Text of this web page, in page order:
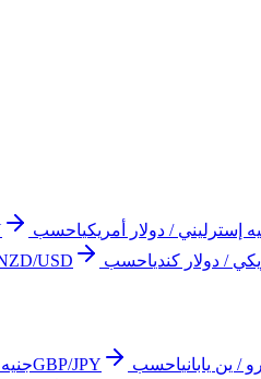
إسترليني / دولار أمريكياحسب
/ دولار كندياحسب USD
/ ين يابانياحسب GBP/JPY